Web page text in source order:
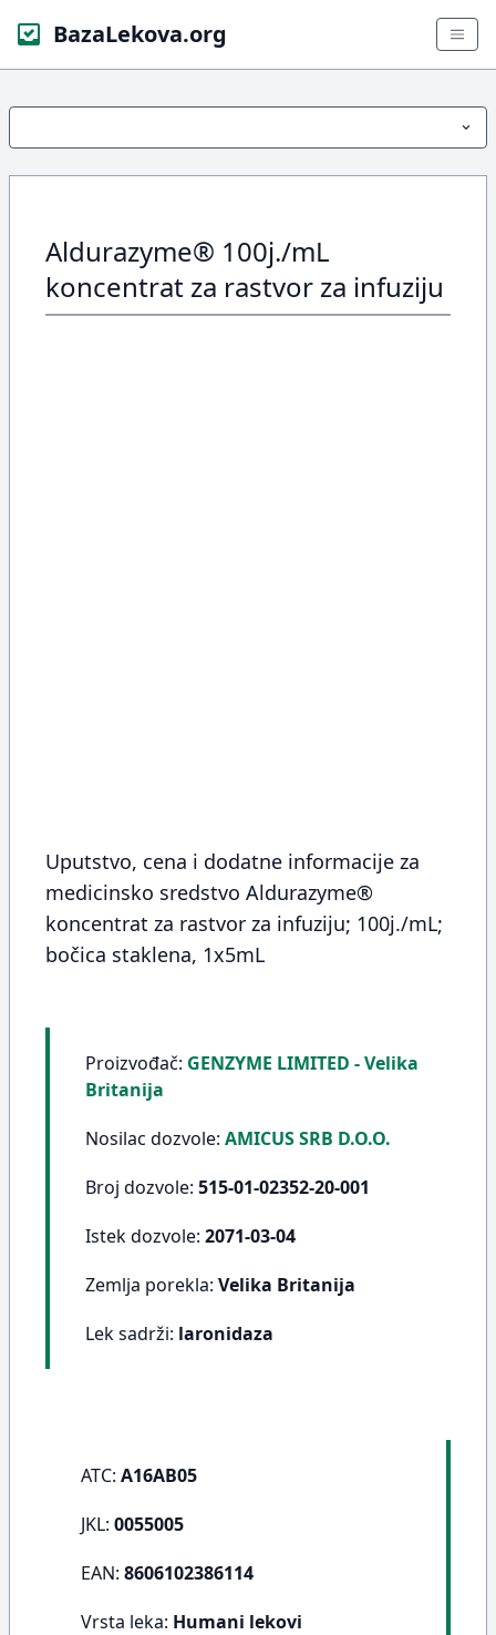
BazaLekova.org
Aldurazyme® 100j./mL
koncentrat za rastvor za infuziju
Uputstvo, cena i dodatne informacije za
medicinsko sredstvo Aldurazyme®
koncentrat za rastvor za infuziju; 100j./mL;
bočica staklena, 1x5mL
Proizvođač: GENZYME LIMITED - Velika
Britanija
Nosilac dozvole: AMICUS SRB D.O.O.
Broj dozvole: 515-01-02352-20-001
Istek dozvole: 2071-03-04
Zemlja porekla: Velika Britanija
Lek sadrži: laronidaza
ATC: A16AB05
JKL: 0055005
EAN: 8606102386114
Vrsta leka: Humani lekovi